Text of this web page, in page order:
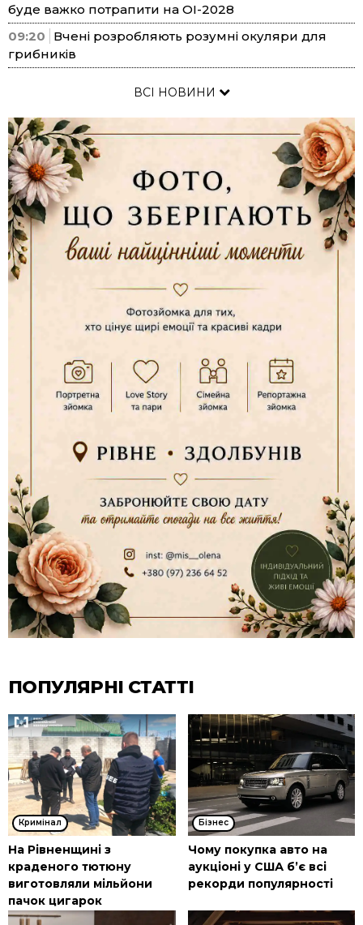
буде важко потрапити на ОІ-2028
09:20
Вчені розробляють розумні окуляри для
грибників
ВСІ НОВИНИ
ПОПУЛЯРНІ СТАТТІ
Кримінал
На Рівненщині з
краденого тютюну
виготовляли мільйони
пачок цигарок
Бізнес
Чому покупка авто на
аукціоні у США б’є всі
рекорди популярності